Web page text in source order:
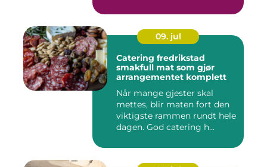
09. jul
Catering fredrikstad
smakfull mat som gjør
arrangementet komplett
Når mange gjester skal
mettes, blir maten fort den
viktigste rammen rundt hele
dagen. God catering h...